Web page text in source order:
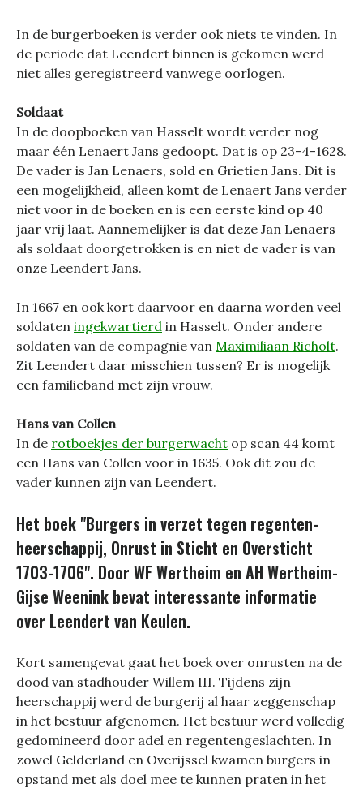
In de burgerboeken is verder ook niets te vinden. In
de periode dat Leendert binnen is gekomen werd
niet alles geregistreerd vanwege oorlogen.
Soldaat
In de doopboeken van Hasselt wordt verder nog
maar één Lenaert Jans gedoopt. Dat is op 23-4-1628.
De vader is Jan Lenaers, sold en Grietien Jans. Dit is
een mogelijkheid, alleen komt de Lenaert Jans verder
niet voor in de boeken en is een eerste kind op 40
jaar vrij laat. Aannemelijker is dat deze Jan Lenaers
als soldaat doorgetrokken is en niet de vader is van
onze Leendert Jans.
In 1667 en ook kort daarvoor en daarna worden veel
soldaten ingekwartierd in Hasselt. Onder andere
soldaten van de compagnie van Maximiliaan Richolt.
Zit Leendert daar misschien tussen? Er is mogelijk
een familieband met zijn vrouw.
Hans van Collen
In de rotboekjes der burgerwacht op scan 44 komt
een Hans van Collen voor in 1635. Ook dit zou de
vader kunnen zijn van Leendert.
Het boek "Burgers in verzet tegen regenten-
heerschappij, Onrust in Sticht en Oversticht
1703-1706". Door WF Wertheim en AH Wertheim-
Gijse Weenink bevat interessante informatie
over Leendert van Keulen.
Kort samengevat gaat het boek over onrusten na de
dood van stadhouder Willem III. Tijdens zijn
heerschappij werd de burgerij al haar zeggenschap
in het bestuur afgenomen. Het bestuur werd volledig
gedomineerd door adel en regentengeslachten. In
zowel Gelderland en Overijssel kwamen burgers in
opstand met als doel mee te kunnen praten in het